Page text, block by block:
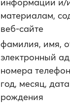
материалам,
веб-сайте
фамилия, имя,
электронный
номера
год, месяц,
рождения